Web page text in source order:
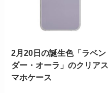
2月20日の誕生色「ラベン
ダー・オーラ」のクリアス
マホケース